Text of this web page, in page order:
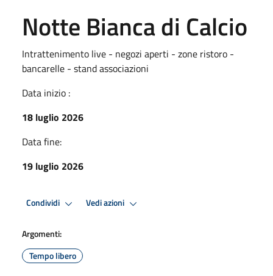
Notte Bianca di Calcio
Intrattenimento live - negozi aperti - zone ristoro -
bancarelle - stand associazioni
Data inizio :
18 luglio 2026
Data fine:
19 luglio 2026
Condividi Vedi azioni
Argomenti:
Tempo libero